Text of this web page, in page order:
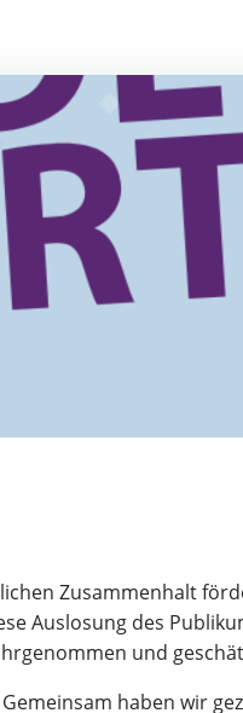
Zusammenhalt
Auslosung des
und
haben wir